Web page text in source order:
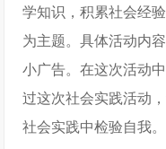
学知识，积累社会经
为主题。具体活动内
小广告。在这次活动
过这次社会实践活动
社会实践中检验自我